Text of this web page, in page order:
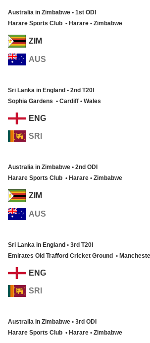
Australia in Zimbabwe • 1st ODI
Harare Sports Club • Harare • Zimbabwe
ZIM
AUS
Sri Lanka in England • 2nd T20I
Sophia Gardens • Cardiff • Wales
ENG
SRI
Australia in Zimbabwe • 2nd ODI
Harare Sports Club • Harare • Zimbabwe
ZIM
AUS
Sri Lanka in England • 3rd T20I
Emirates Old Trafford Cricket Ground •
ENG
SRI
Australia in Zimbabwe • 3rd ODI
Harare Sports Club • Harare • Zimbabwe